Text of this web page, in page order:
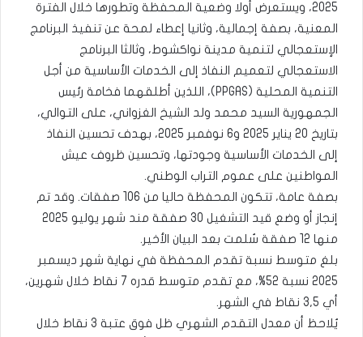
2025، ويستعرض أولا وضعية المحفظة وتطورها خلال الفترة
المعنية، بصفة إجمالية، وثانيا إعطاء لمحة عن تنفيذ البرنامج
الإستعجالي لتنمية مدينة نواكشوط، وثالثا البرنامج
الاستعجالي لتعميم النفاذ إلى الخدمات الأساسية من أجل
التنمية المحلية (PPGAS)، اللذين أطلقهما فخامة رئيس
الجمهورية السيد محمد ولد الشيخ الغزواني، على التوالي،
بتاريخ 20 يناير 2025 و6 نوفمبر 2025، بهدف تحسين النفاذ
إلى الخدمات الأساسية وجودتها، وتحسين ظروف عيش
المواطنين على عموم التراب الوطني.
بصفة عامة، تتكون المحفظة حاليا من 106 صفقات. وقد تم
إنجاز أو وضع قيد التشغيل 30 صفقة مند شهر يوليو 2025
منها 12 صفقة سُلمت بعد البيان الأخير.
بلغ متوسط نسبة تقدم المحفظة في نهاية شهر ديسمبر
2025 نسبة 52%، مع تقدم متوسط قدره 7 نقاط خلال شهرين،
أي 3,5 نقاط في الشهر.
يُلاحظ أن معدل التقدم الشهري ظل فوق عتبة 3 نقاط خلال